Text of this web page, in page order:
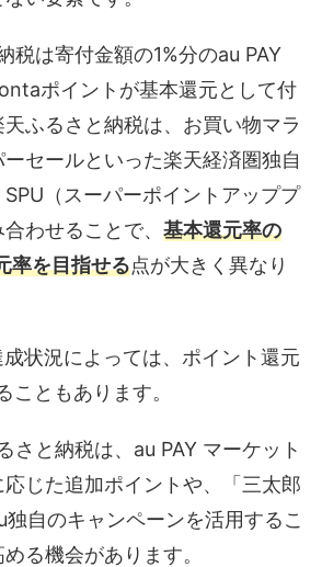
税は寄付金額の1%分のau PAY
ポイントが基本還元として付
ふるさと納税は、お買い物マラ
セールといった楽天経済圏独自
（スーパーポイントアッププ
わせることで、 基本還元率の
率を目指せる点が大きく異なり
状況によっては、ポイント還元
こともあります。
さと納税は、au PAY マーケット
じた追加ポイントや、「三太郎
自のキャンペーンを活用するこ
る機会があります。